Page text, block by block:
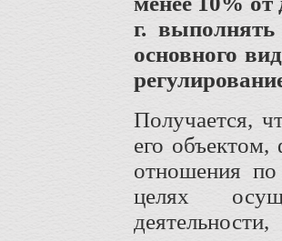
г.
основного
Получается,
его объектом,
отношения
целях